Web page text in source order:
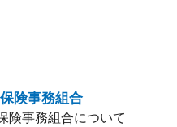
険事務組合
険事務組合について